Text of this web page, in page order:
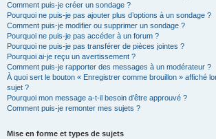
Comment puis-je créer un sondage ?
Pourquoi ne puis-je pas ajouter plus d’options à un sondage ?
Comment puis-je modifier ou supprimer un sondage ?
Pourquoi ne puis-je pas accéder à un forum ?
Pourquoi ne puis-je pas transférer de pièces jointes ?
Pourquoi ai-je reçu un avertissement ?
Comment puis-je rapporter des messages à un modérateur ?
À quoi sert le bouton « Enregistrer comme brouillon » affiché
sujet ?
Pourquoi mon message a-t-il besoin d’être approuvé ?
Comment puis-je remonter mes sujets ?
Mise en forme et types de sujets